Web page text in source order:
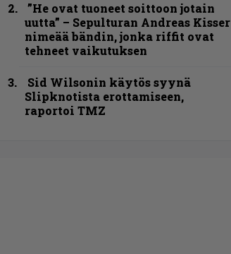
”He ovat tuoneet soittoon jotain
uutta” – Sepulturan Andreas Kisser
nimeää bändin, jonka riffit ovat
tehneet vaikutuksen
Sid Wilsonin käytös syynä
Slipknotista erottamiseen,
raportoi TMZ